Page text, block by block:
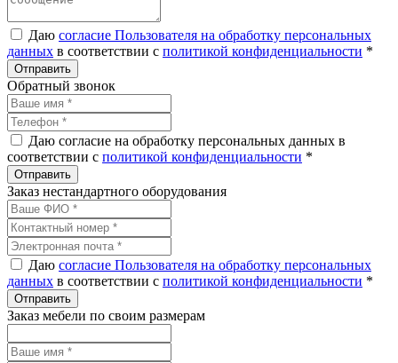
Даю согласие Пользователя на обработку персональных
данных в соответствии с политикой конфиденциальности *
Обратный звонок
Даю согласие на обработку персональных данных в
соответствии с политикой конфиденциальности *
Заказ нестандартного оборудования
Даю согласие Пользователя на обработку персональных
данных в соответствии с политикой конфиденциальности *
Заказ мебели по своим размерам